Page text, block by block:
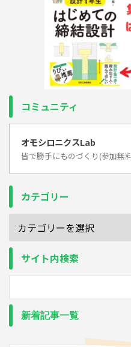
コミュニティ
オモシロニクスLab
皆で勝手にものづくり(参加無
カテゴリー
サイト内検索
新着記事一覧